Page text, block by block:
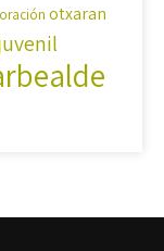
oración otxaran